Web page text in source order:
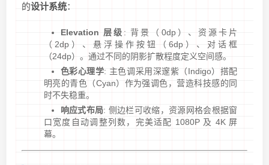
的设计系统：
Elevation 层级 : 背景（0dp）、资源卡片
（2dp）、悬浮操作按钮（6dp）、对话框
（24dp）。通过不同的阴影扩散程度定义空间感。
色彩心理学: 主色调采用深邃紫（Indigo）搭配
明亮的青色（Cyan）作为强调色，营造科技感的同
时不失稳重。
响应式布局: 侧边栏可收缩，资源网格会根据窗
口宽度自动调整列数，完美适配 1080P 及 4K 屏
幕。